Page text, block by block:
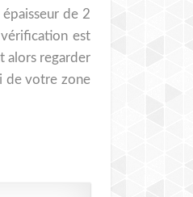
de 2
est
alors regarder
de votre zone